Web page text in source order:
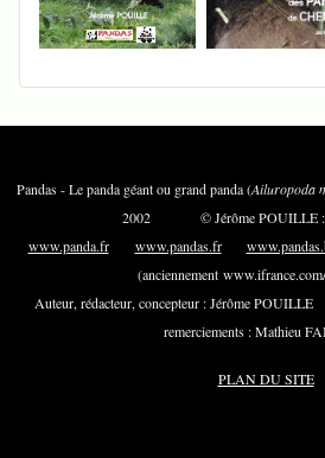
Pandas - Le panda géant ou grand panda (Ailuropoda
2002 © Jérôme POUILLE :
www.panda.fr
www.pandas.fr
(anciennement
Auteur, rédacteur, concepteur : Jérôme
remerciements : Mathieu
PLAN DU SITE